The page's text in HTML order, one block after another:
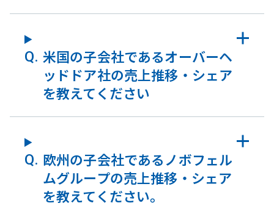
米国の子会社であるオーバーヘ
ッドドア社の売上推移・シェア
を教えてください
欧州の子会社であるノボフェル
ムグループの売上推移・シェア
を教えてください。